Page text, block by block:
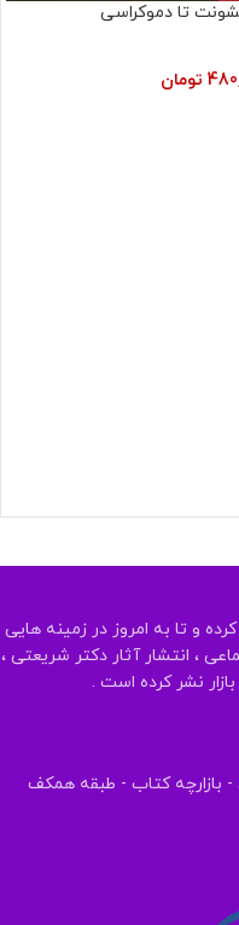
تا دموکراسی
تومان
۱۳۳۶ آغاز به کار کرده و تا به امروز در زمینه هایی
، انتشار آثار دکتر شریعتی ،
بازارچه کتاب - طبقه همکف